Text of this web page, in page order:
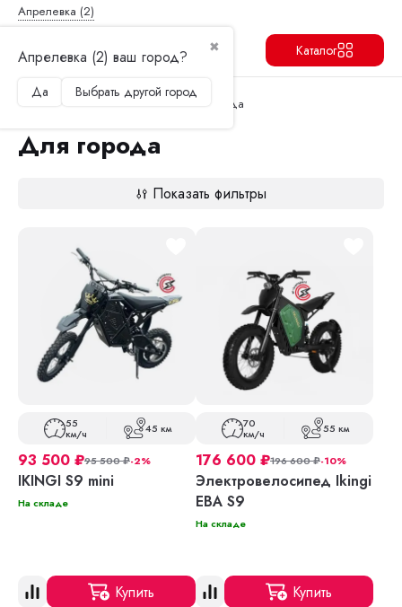
Апрелевка (2)
✖
Апрелевка (2) ваш город?
Да Выбрать другой город
Каталог
Главная Электроскутеры Для города
Для города
Показать фильтры
55
км/ч 45 км
93 500 ₽95 500₽-2%
IKINGI S9 mini
На складе
Купить
70
км/ч 55 км
176 600 ₽196 600₽-10%
Электровелосипед Ikingi
EBA S9
На складе
Купить
Продолжить Перейти в корзину